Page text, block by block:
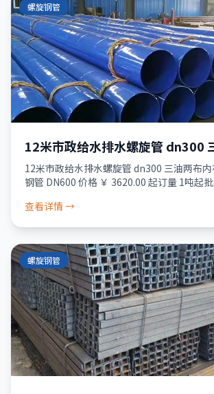
螺旋钢管
12米市政给水排水螺旋管 dn300
水泥防腐螺旋钢管 DN600
12米市政给水排水螺旋管 dn300 三油两布
钢管 DN600 价格 ￥ 3620.00 起订量 1吨起
查看详情 →
螺旋钢管